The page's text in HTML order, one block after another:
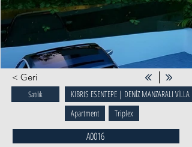
< Geri
Satılık
KIBRIS ESENTEPE | DENİZ MANZARALI VİLLA
Apartment
Triplex
A0016